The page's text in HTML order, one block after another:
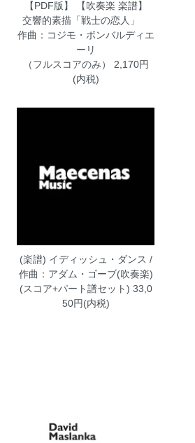
【PDF版】 【吹奏楽 楽譜】
交響的素描「戦士の恋人」
作曲：コジモ・ボンバルディエ
ーリ
（フルスコアのみ）
2,170円
(内税)
(楽譜) イディッシュ・ダンス /
作曲：アダム・ゴーブ(吹奏楽)
(スコア+パート譜セット) 33,0
50円(内税)